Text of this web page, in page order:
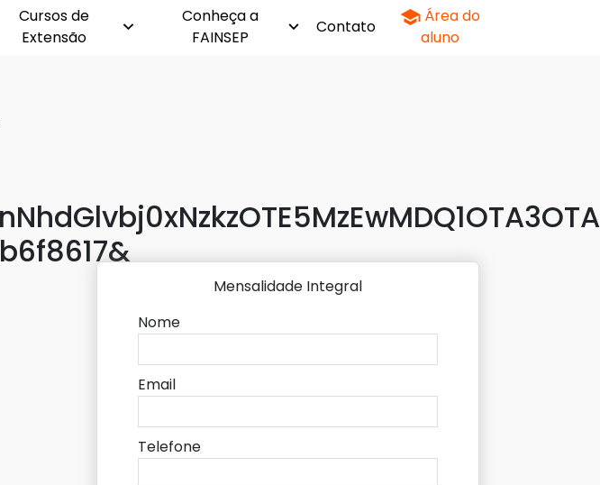
Cursos de
Extensão
Conheça a
FAINSEP
Contato
Área do
aluno
Mensalidade Integral
Nome
Email
Telefone